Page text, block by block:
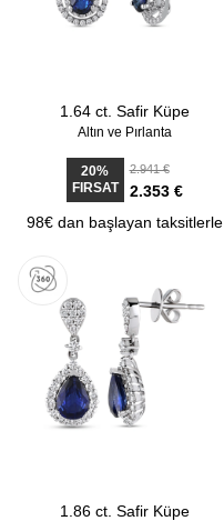
1.64 ct. Safir Küpe
Altın ve Pırlanta
20%
FIRSAT
2.941 €
2.353 €
98€ dan başlayan taksitlerle
1.86 ct. Safir Küpe